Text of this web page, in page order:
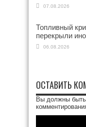
07.08.2026
Топливный
перекрыли
06.08.2026
ОСТАВИТЬ
Вы должны быть